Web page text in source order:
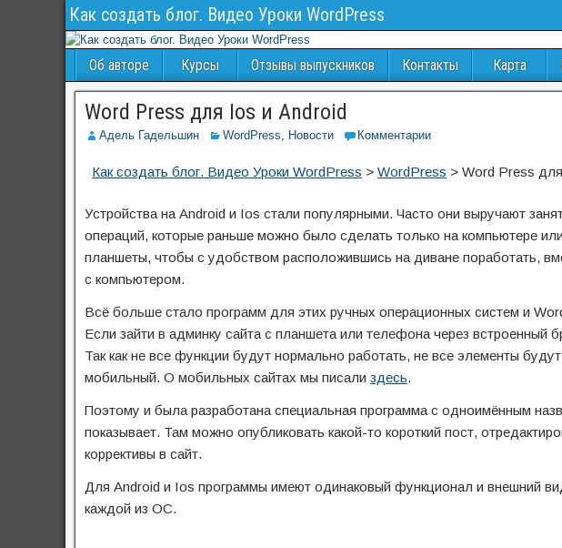
Как создать блог. Видео Уроки WordPress
Об авторе Курсы Отзывы выпускников Контакты Карта
Word Press для Ios и Android
Адель Гадельшин WordPress, Новости Комментарии
Как создать блог. Видео Уроки WordPress > WordPress > Word Press
Устройства на Android и Ios стали популярными. Часто они выручают
операций, которые раньше можно было сделать только на компьютере
планшеты, чтобы с удобством расположившись на диване поработать,
с компьютером.
Всё больше стало программ для этих ручных операционных систем и
Если зайти в админку сайта с планшета или телефона через встроенный
Так как не все функции будут нормально работать, не все элементы
мобильный. О мобильных сайтах мы писали здесь.
Поэтому и была разработана специальная программа с одноимённым
показывает. Там можно опубликовать какой-то короткий пост,
коррективы в сайт.
Для Android и Ios программы имеют одинаковый функционал и внешний
каждой из ОС.